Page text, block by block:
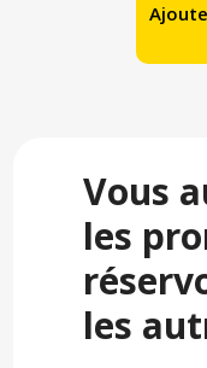
Vous
les
les